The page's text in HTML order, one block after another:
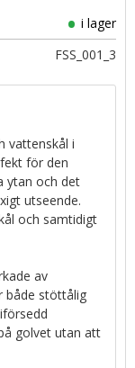
i lager
FSS_001_3
vattenskål i
för den
ytan och det
utseende.
och samtidigt
av
både stöttålig
golvet utan att